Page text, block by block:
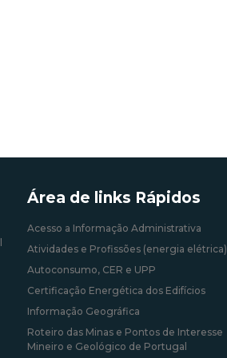
Área de links Rápidos
Acesso a Informação Administrativa
Atividades e Profissões (energia elétrica)
Autoconsumo, CER e UPP
Certificação Energética dos Edifícios
Informação Geográfica
Roteiro das Minas e Pontos de Interesse
Mineiro e Geológico de Portugal